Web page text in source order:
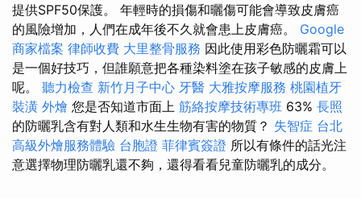
提供SPF50保護。 年輕時的損傷和曬傷可能會導致皮膚癌
的風險增加，人們在成年後不久就會患上皮膚癌。 Google
商家檔案 律師收費 大里整骨服務 因此使用彩色防曬霜可以
是一個好技巧，但誰願意把各種染料塗在孩子敏感的皮膚上
呢。 聽力檢查 新竹月子中心 牙醫 大雅按摩服務 桃園植牙
裝潢 外燴 您是否知道市面上 筋絡按摩技術專班 63% 長照
的防曬乳含有對人類和水生生物有害的物質？ 失智症 台北
高級外燴服務體驗 台胞證 菲律賓簽證 所以有條件的話光注
意選擇物理防曬乳還不夠，還得看看兒童防曬乳的成分。